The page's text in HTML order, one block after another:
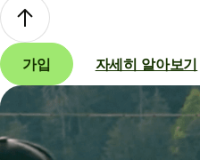
가입 자세히 알아보기